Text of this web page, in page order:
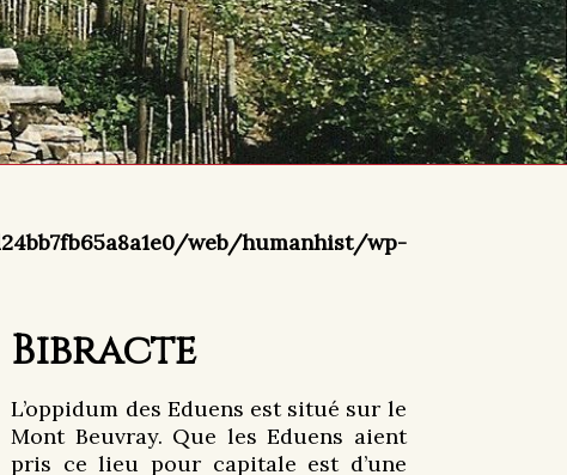
web/humanhist/wp-
Bibracte
L’oppidum des Eduens est situé sur le
Mont Beuvray. Que les Eduens aient
pris ce lieu pour capitale est d’une